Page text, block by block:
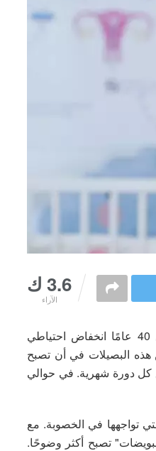
3.6 ك
الآراء
من المشاكل الرئيسية التي تواجه مرضى التلقيح الاصطناعي الذين تزيد أعمارهم عن 40 عامًا انخفاض احتياطي
هذه البصيلات في أن تصبح
مع كل دورة شهرية. في حوالي
تواجهها في الخصوبة. مع
تصبح أكثر وضوحًا.